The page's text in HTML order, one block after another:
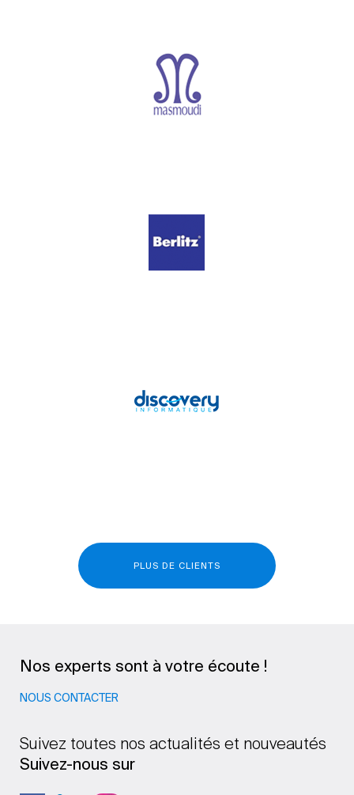
PLUS DE CLIENTS
Nos experts sont à votre écoute !
NOUS CONTACTER
Suivez toutes nos actualités et nouveautés
Suivez-nous sur